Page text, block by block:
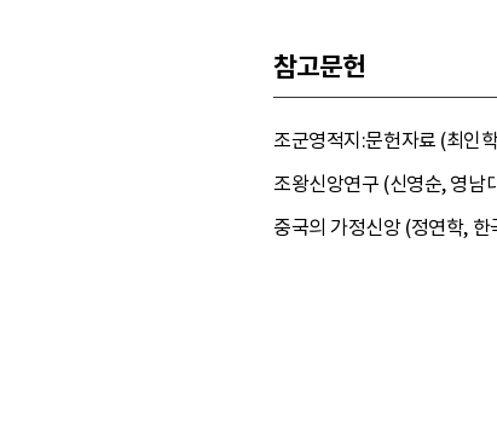
참고문헌
조군영적지:문헌자료 (최인
조왕신앙연구 (신영순, 영남
중국의 가정신앙 (정연학,